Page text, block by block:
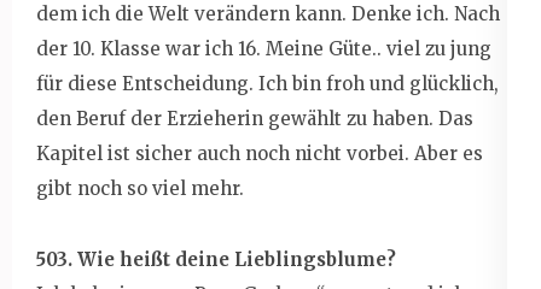
dem ich die Welt verändern kann. Denke ich. Nach
der 10. Klasse war ich 16. Meine Güte.. viel zu jung
für diese Entscheidung. Ich bin froh und glücklich,
den Beruf der Erzieherin gewählt zu haben. Das
Kapitel ist sicher auch noch nicht vorbei. Aber es
gibt noch so viel mehr.
503. Wie heißt deine Lieblingsblume?